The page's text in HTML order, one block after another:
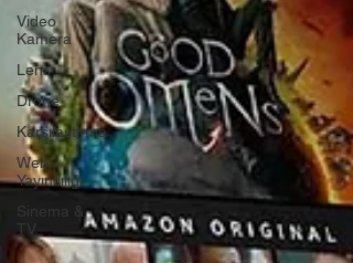
Video
Kamera
Lens
Drone
Karşılaştırma
Web
Yayıncılığı
Sinema &
TV